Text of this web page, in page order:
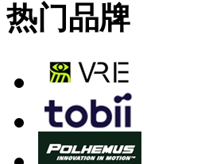
热门品牌